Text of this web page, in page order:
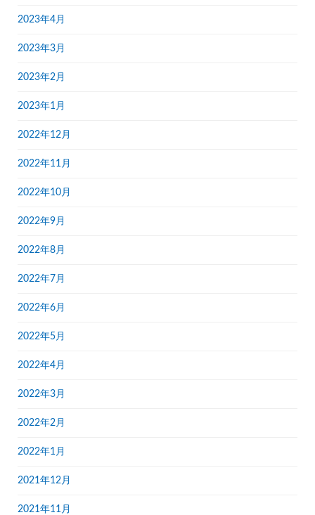
2023年4月
2023年3月
2023年2月
2023年1月
2022年12月
2022年11月
2022年10月
2022年9月
2022年8月
2022年7月
2022年6月
2022年5月
2022年4月
2022年3月
2022年2月
2022年1月
2021年12月
2021年11月